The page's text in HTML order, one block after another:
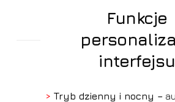
Funkcje
interfejsu
> Tryb dzienny i nocny –